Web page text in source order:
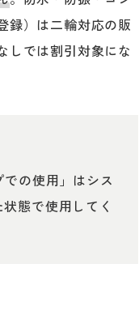
録）は二輪対応の販
しでは割引対象にな
の使用」はシス
態で使用してく